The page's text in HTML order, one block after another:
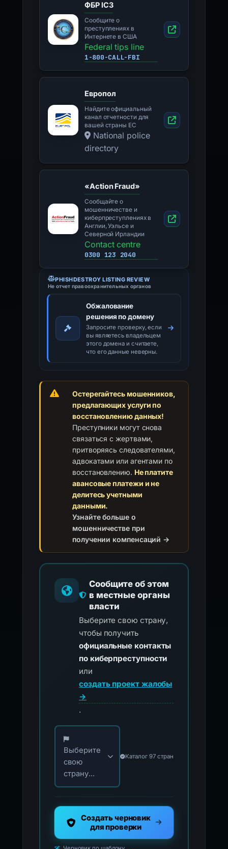
ФБР IC3
Сообщите о
преступлениях в
Интернете в США
Federal tips line
1-800-CALL-FBI
Европол
Найдите официальный
канал отчетности для
вашей страны ЕС
National police
directory
«Action Fraud»
Сообщайте о
мошенничестве и
киберпреступлениях в
Англии, Уэльсе и
Северной Ирландии
Contact centre
0300 123 2040
PHISHDESTROY LISTING REVIEW
Не отчет правоохранительных органов
Обжалование
решения по домену
Запросите проверку, если
вы являетесь владельцем
этого домена и считаете,
что его данные неверны.
Остерегайтесь мошенников,
предлагающих услуги по
восстановлению данных!
Преступники могут снова
связаться с жертвами,
притворяясь следователями,
адвокатами или агентами по
восстановлению. Не платите
авансовые платежи и не
делитесь учетными
данными.
Узнайте больше о
мошенничестве при
получении компенсаций →
Сообщите об этом
в местные органы
власти
Выберите свою страну,
чтобы получить
официальные контакты
по киберпреступности
или
создать проект жалобы
→
.
Выберите свою страну для официальных
Выберите
свою
страну...
Каталог 97 стран
Создать черновик
для проверки